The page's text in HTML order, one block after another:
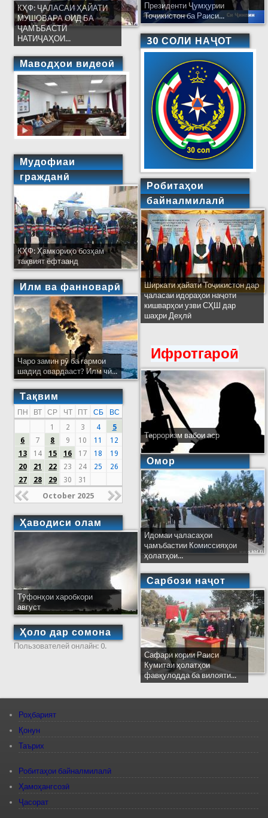
КҲФ: ҶАЛАСАИ ҲАЙАТИ
МУШОВАРА ОИД БА
ҶАМЪБАСТИ
НАТИҶАҲОИ...
Маводҳои видеоӣ
Мудофиаи
гражданӣ
КҲФ: Ҳамкориҳо бозҳам
тақвият ёфтаанд
Илм ва фанноварӣ
Чаро замин рӯ ба гармои
шадид овардааст? Илм чӣ...
Тақвим
ПН ВТ СР ЧТ ПТ СБ
ВС
1
2 3 4
5
6
7 8 9 10 11
12
13
14 15 16 17 18
19
20
21 22 23 24 25
26
27
28 29 30 31
October 2025
Ҳаводиси олам
Тӯфонҳои харобкори
август
Ҳоло дар сомона
Пользователей онлайн: 0.
Президенти Ҷумҳурии
Тоҷикистон ба Раиси...
30 СОЛИ НАҶОТ
Робитаҳои
байналмилалӣ
Ширкати ҳайати Тоҷикистон дар
ҷаласаи идораҳои наҷоти
кишварҳои узви СҲШ дар
шаҳри Деҳлӣ
Ифротгароӣ
Терроризм вабои аср
Омор
Идомаи ҷаласаҳои
ҷамъбастии Комиссияҳои
ҳолатҳои...
Сарбози наҷот
Сафари кории Раиси
Кумитаи ҳолатҳои
фавқулодда ба вилояти...
Роҳбарият
Қонун
Таърих
Робитаҳои байналмилалӣ
Ҳамоҳангсозӣ
Ҷасорат